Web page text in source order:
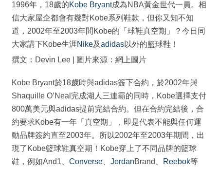
1996年，18歲的Kobe Bryant成為NBA黃金世代一員。相
信大家屋企都會有幾對Kobe系列鞋款，但你又知不知
道，2002年至2003年間Kobe的「球鞋真空期」？今日同
大家講下Kobe生涯Nike及adidas以外的籃球鞋！
撰文：Devin Lee | 圖片來源：網上圖片
Kobe Bryant於18歲時與adidas簽下合約，於2002年與
Shaquille O’Neal完成湖人三連霸的同時，Kobe選擇支付
800萬美元與adidas提前完結合約。但在合約完結後，合
約要求Kobe有一年「真空期」，即是代表不能與任何運
動品牌簽約直至2003年。所以2002年至2003年期間，出
現了Kobe籃球鞋真空期！Kobe穿上了不同品牌的籃球
鞋，例如And1、 Converse JordanBrand、 Reebok等